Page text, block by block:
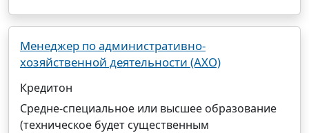
Менеджер по административно-
хозяйственной деятельности (АХО)
Кредитон
Средне-специальное или высшее образование
(техническое будет существенным